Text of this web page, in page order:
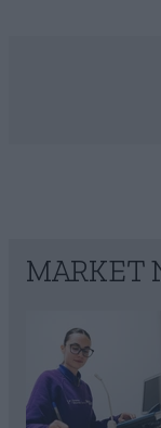
MARKET